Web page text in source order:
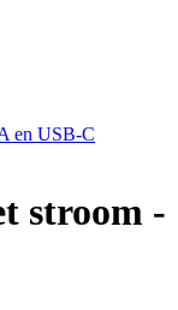
en USB-C
stroom -